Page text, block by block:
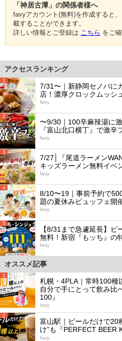
「神居古潭」の関係者様へ
favyアカウント(無料)を作成すると
載することができます。
詳しい情報とご登録は こちら をご
アクセスランキング
1
7/31〜｜新静岡セノバに
店！濃厚クロックムッシ
favy
2
〜9/30｜100辛麻辣湯に
『富山北口横丁』で激辛
favy
3
7/27│『尾道ラーメン
キッズラーメン無料イベ
favy
4
8/10〜19｜事前予約で
題の夏休みビュッフェ開
favy
5
【8/31まで急遽延長】
無料！新宿『もッち』の
favy
オススメ記事
1
札幌・4PLA｜常時100種
自分で手にとって飲み比
100』
favy
2
富山駅｜ビールだけで20
け”も『PERFECT BEER
favy